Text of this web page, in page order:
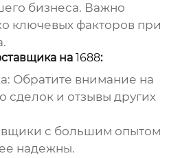
бизнеса. Важно
ключевых факторов при
на1688:
Обратите внимание на
сделок и отзывы других
с большим опытом
надежны.